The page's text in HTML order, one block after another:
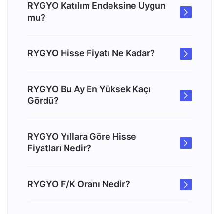
RYGYO Katılım Endeksine Uygun
mu?
RYGYO Hisse Fiyatı Ne Kadar?
RYGYO Bu Ay En Yüksek Kaçı
Gördü?
RYGYO Yıllara Göre Hisse
Fiyatları Nedir?
RYGYO F/K Oranı Nedir?